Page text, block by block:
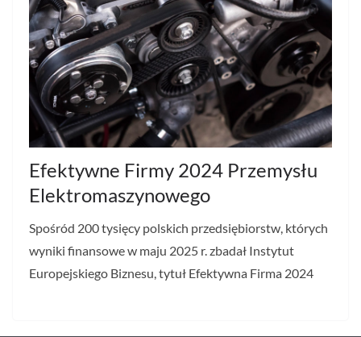
Efektywne Firmy 2024 Przemysłu
Elektromaszynowego
Spośród 200 tysięcy polskich przedsiębiorstw, których
wyniki finansowe w maju 2025 r. zbadał Instytut
Europejskiego Biznesu, tytuł Efektywna Firma 2024